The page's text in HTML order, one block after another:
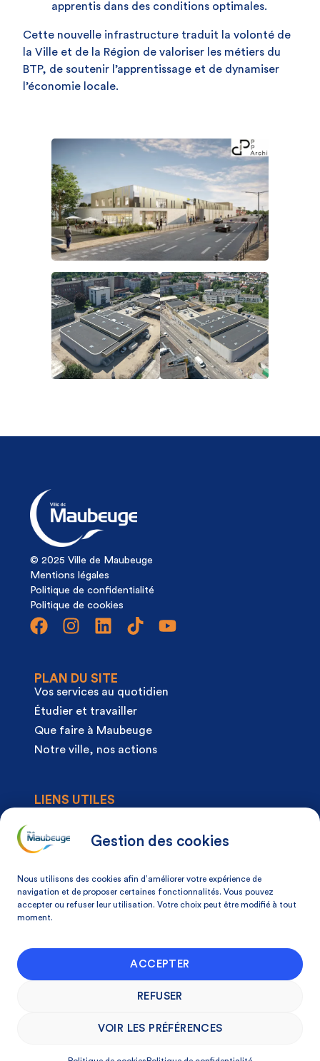
Gestion des cookies
Nous utilisons des cookies afin d’améliorer votre expérience de
navigation et de proposer certaines fonctionnalités. Vous pouvez
accepter ou refuser leur utilisation. Votre choix peut être modifié à tout
moment.
ACCEPTER
REFUSER
VOIR LES PRÉFÉRENCES
apprentis dans des conditions optimales.
Cette nouvelle infrastructure traduit la volonté de
la Ville et de la Région de valoriser les métiers du
BTP, de soutenir l’apprentissage et de dynamiser
l’économie locale.
© 2025 Ville de Maubeuge
Mentions légales
Politique de confidentialité
Politique de cookies
PLAN DU SITE
Vos services au quotidien
Étudier et travailler
Que faire à Maubeuge
Notre ville, nos actions
LIENS UTILES
Actualités
Articles à la une
Mon espace citoyen
Mon avis, ma ville
NOS COORDONNÉES
Maubeuge, France